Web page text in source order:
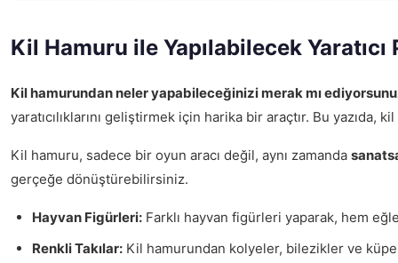
Kil Hamuru ile Yapılabilecek Yaratıcı
Kil hamurundan neler yapabileceğinizi merak mı
yaratıcılıklarını geliştirmek için harika bir araçtır. Bu yazıda,
Kil hamuru, sadece bir oyun aracı değil, aynı zamanda
gerçeğe dönüştürebilirsiniz.
Hayvan Figürleri: Farklı hayvan figürleri yaparak, hem
Renkli Takılar: Kil hamurundan kolyeler, bilezikler ve